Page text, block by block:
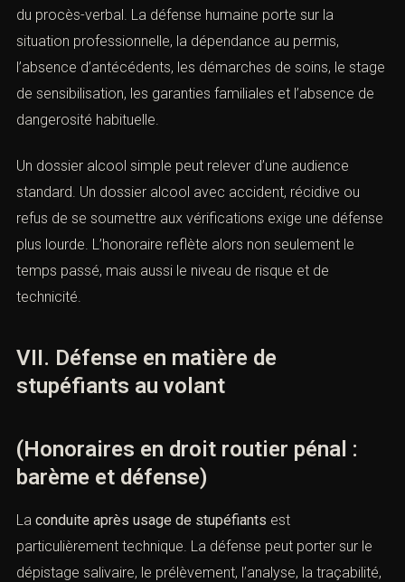
conditions de contrôle, les délais, la vérification de
l’appareil, la notification du taux, la procédure de
dépistage, les droits en garde à vue ou encore la
régularité du procès-verbal. La défense humaine porte
sur la situation professionnelle, la dépendance au
soins, le stage de sensibilisation, les garanties familiales
et l’absence de dangerosité habituelle.
Un dossier alcool simple peut relever d’une audience
standard. Un dossier alcool avec accident, récidive ou
refus de se soumettre aux vérifications exige une
seulement le temps passé, mais aussi le niveau de
risque et de technicité.
VII. Défense en matière de
stupéfiants au volant
(Honoraires en droit routier pénal :
barème et défense)